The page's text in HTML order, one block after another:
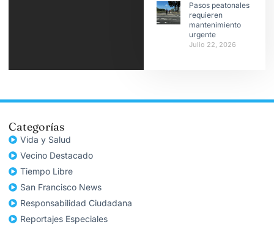
Pasos peatonales
requieren
mantenimiento
urgente
Julio 22, 2026
Categorías
Vida y Salud
Vecino Destacado
Tiempo Libre
San Francisco News
Responsabilidad Ciudadana
Reportajes Especiales